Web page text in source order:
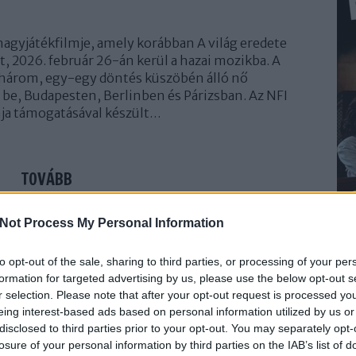
Process My Personal Information
opt-out of the sale, sharing to third parties, or processing of your
for targeted advertising by us, please use the below opt-out
selection. Please note that after your opt-out request is processed
interest-based ads based on personal information utilized by us
to third parties prior to your opt-out. You may separately
of your personal information by third parties on the IAB’s list of
amely korábban A világ eredete
2026. február 26-án kerül a hazai mozikba. A
egy-egy döntés küszöbén álló nő
Budapesten, Berlinben és Párizsban. Az NFI
támogatásával készült…
TOVÁBB
Verzió Filmfesztivál fődíját